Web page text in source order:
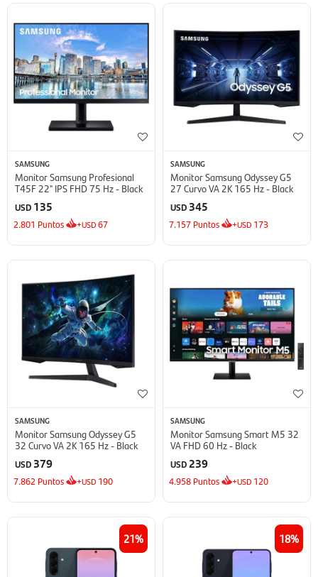
SAMSUNG
Monitor Samsung Profesional
T45F 22" IPS FHD 75 Hz - Black
USD 135
2.801 Puntos +USD67
SAMSUNG
Monitor Samsung Odyssey G5
27 Curvo VA 2K 165 Hz - Black
USD 345
7.157 Puntos +USD 173
SAMSUNG
Monitor Samsung Odyssey G5
32 Curvo VA 2K 165 Hz - Black
USD 379
7.862 Puntos +USD 190
SAMSUNG
Monitor Samsung Smart M5 32
VA FHD 60 Hz - Black
USD 239
4.958 Puntos +USD 120
21 18